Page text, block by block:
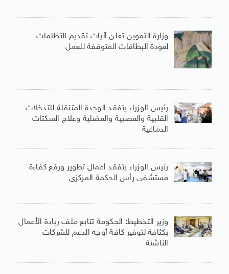
وزارة التموين تعلن آليات تقديم التظلمات
لعودة البطاقات المتوقفة للعمل
رئيس الوزراء يتفقد الوحدة المتنقلة للتدخلات
القلبية والعصبية والعضلية وعلاج السكتات
الدماغية
رئيس الوزراء يتفقد أعمال تطوير ورفع كفاءة
مستشفى رأس الحكمة المركزى
وزير التخطيط: الحكومة تتابع ملف ريادة الأعمال
بكثافة لتوفير كافة أوجه الدعم للشركات
الناشئة